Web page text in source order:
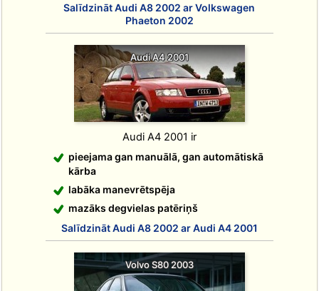
Salīdzināt Audi A8 2002 ar Volkswagen
Phaeton 2002
Audi A4 2001
Audi A4 2001 ir
pieejama gan manuālā, gan automātiskā
kārba
labāka manevrētspēja
mazāks degvielas patēriņš
Salīdzināt Audi A8 2002 ar Audi A4 2001
Volvo S80 2003